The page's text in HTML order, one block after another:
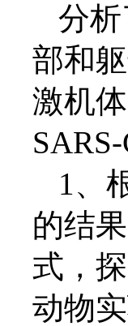
分析
部和
激机
1、
的结果
式，
动物